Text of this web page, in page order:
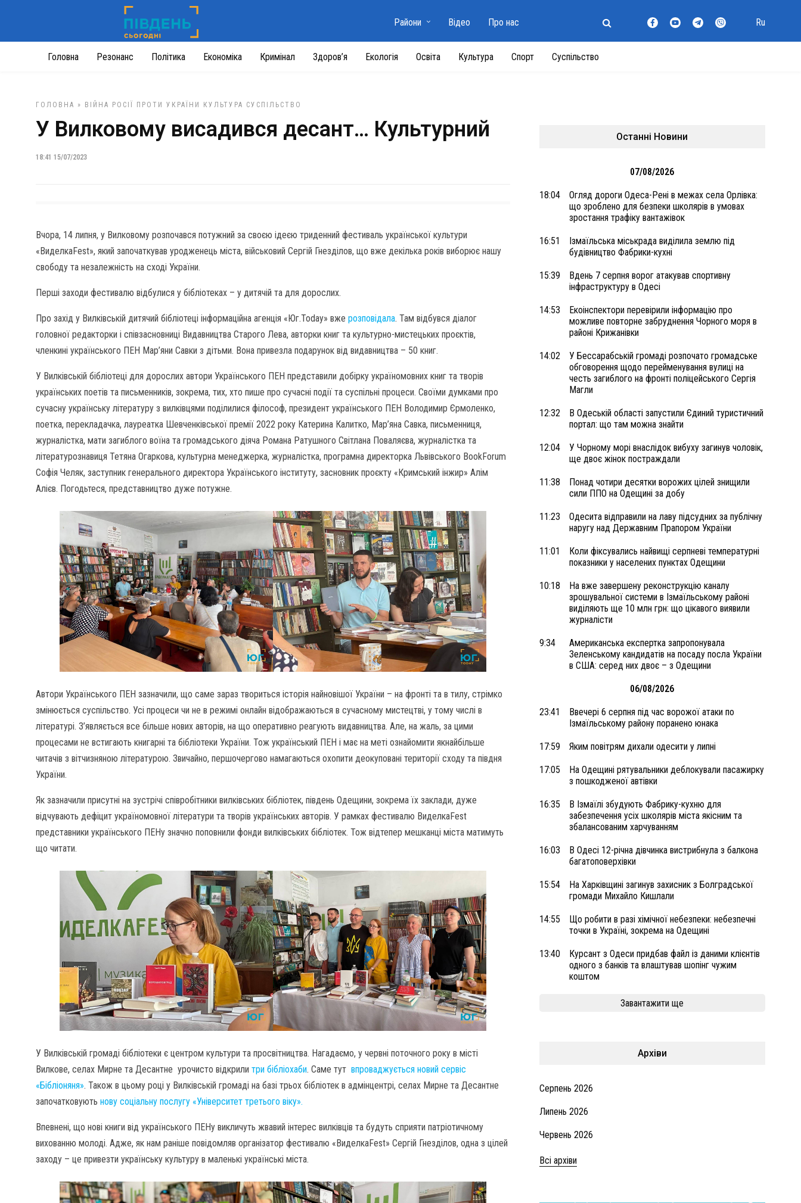
Головна Резонанс Політика Економіка Кримінал Здоров’я Екологія Освіта Культура Спорт Суспільство
Райони Відео Про нас Ru
ГОЛОВНА » ВІЙНА РОСІЇ ПРОТИ УКРАЇНИ КУЛЬТУРА СУСПІЛЬСТВО
У Вилковому висадився десант… Культурний
18:41 15/07/2023
Вчора, 14 липня, у Вилковому розпочався потужний за своєю ідеєю триденний фестиваль української культури
«ВиделкаFest», який започаткував уродженець міста, військовий Сергій Гнезділов, що вже декілька років виборює нашу
свободу та незалежність на сході України.
Перші заходи фестивалю відбулися у бібліотеках – у дитячій та для дорослих.
Про захід у Вилківській дитячий бібліотеці інформаційна агенція «Юг.Today» вже розповідала. Там відбувся діалог
головної редакторки і співзасновниці Видавництва Старого Лева, авторки книг та культурно-мистецьких проєктів,
членкині українського ПЕН Мар’яни Савки з дітьми. Вона привезла подарунок від видавництва – 50 книг.
У Вилківській бібліотеці для дорослих автори Українського ПЕН представили добірку україномовних книг та творів
українських поетів та письменників, зокрема, тих, хто пише про сучасні події та суспільні процеси. Своїми думками про
сучасну українську літературу з вилківцями поділилися філософ, президент українського ПЕН Володимир Єрмоленко,
поетка, перекладачка, лауреатка Шевченківської премії 2022 року Катерина Калитко, Мар’яна Савка, письменниця,
журналістка, мати загиблого воїна та громадського діяча Романа Ратушного Світлана Поваляєва, журналістка та
літературознавиця Тетяна Огаркова, культурна менеджерка, журналістка, програмна директорка Львівського BookForum
Софія Челяк, заступник генерального директора Українського інституту, засновник проєкту «Кримський інжир» Алім
Алієв. Погодьтеся, представництво дуже потужне.
Автори Українського ПЕН зазначили, що саме зараз твориться історія найновішої України – на фронті та в тилу, стрімко
змінюється суспільство. Усі процеси чи не в режимі онлайн відображаються в сучасному мистецтві, у тому числі в
літературі. З’являється все більше нових авторів, на що оперативно реагують видавництва. Але, на жаль, за цими
процесами не встигають книгарні та бібліотеки України. Тож український ПЕН і має на меті ознайомити якнайбільше
читачів з вітчизняною літературою. Звичайно, першочергово намагаються охопити деокуповані території сходу та півдня
України.
Як зазначили присутні на зустрічі співробітники вилківських бібліотек, південь Одещини, зокрема їх заклади, дуже
відчувають дефіцит україномовної літератури та творів українських авторів. У рамках фестивалю ВиделкаFest
представники українського ПЕНу значно поповнили фонди вилківських бібліотек. Тож відтепер мешканці міста матимуть
що читати.
У Вилківській громаді бібліотеки є центром культури та просвітництва. Нагадаємо, у червні поточного року в місті
Вилкове, селах Мирне та Десантне урочисто відкрили три бібліохаби. Саме тут впроваджується новий сервіс
«Бібліоняня». Також в цьому році у Вилківській громаді на базі трьох бібліотек в адмінцентрі, селах Мирне та Десантне
започатковують нову соціальну послугу «Університет третього віку».
Впевнені, що нові книги від українського ПЕНу викличуть жвавий інтерес вилківців та будуть сприяти патріотичному
вихованню молоді. Адже, як нам раніше повідомляв організатор фестивалю «ВиделкаFest» Сергій Гнезділов, одна з цілей
заходу – це привезти українську культуру в маленькі українські міста.
Останні Новини
07/08/2026
18:04
Огляд дороги Одеса-Рені в межах села Орлівка:
що зроблено для безпеки школярів в умовах
зростання трафіку вантажівок
16:51
Ізмаїльська міськрада виділила землю під
будівництво Фабрики-кухні
15:39
Вдень 7 серпня ворог атакував спортивну
інфраструктуру в Одесі
14:53
Екоінспектори перевірили інформацію про
можливе повторне забруднення Чорного моря в
районі Крижанівки
14:02
У Бессарабській громаді розпочато громадське
обговорення щодо перейменування вулиці на
честь загиблого на фронті поліцейського Сергія
Магли
12:32
В Одеській області запустили Єдиний туристичний
портал: що там можна знайти
12:04
У Чорному морі внаслідок вибуху загинув чоловік,
ще двоє жінок постраждали
11:38
Понад чотири десятки ворожих цілей знищили
сили ППО на Одещині за добу
11:23
Одесита відправили на лаву підсудних за публічну
наругу над Державним Прапором України
11:01
Коли фіксувались найвищі серпневі температурні
показники у населених пунктах Одещини
10:18
На вже завершену реконструкцію каналу
зрошувальної системи в Ізмаїльському районі
виділяють ще 10 млн грн: що цікавого виявили
журналісти
9:34
Американська експертка запропонувала
Зеленському кандидатів на посаду посла України
в США: серед них двоє – з Одещини
06/08/2026
23:41
Ввечері 6 серпня під час ворожої атаки по
Ізмаїльському району поранено юнака
17:59 Яким повітрям дихали одесити у липні
17:05
На Одещині рятувальники деблокували пасажирку
з пошкодженої автівки
16:35
В Ізмаїлі збудують Фабрику-кухню для
забезпечення усіх школярів міста якісним та
збалансованим харчуванням
16:03
В Одесі 12-річна дівчинка вистрибнула з балкона
багатоповерхівки
15:54
На Харківщині загинув захисник з Болградської
громади Михайло Кишлали
14:55
Що робити в разі хімічної небезпеки: небезпечні
точки в Україні, зокрема на Одещині
13:40
Курсант з Одеси придбав файл із даними клієнтів
одного з банків та влаштував шопінг чужим
коштом
Завантажити ще
Архіви
Серпень 2026
Липень 2026
Червень 2026
Всі архіви